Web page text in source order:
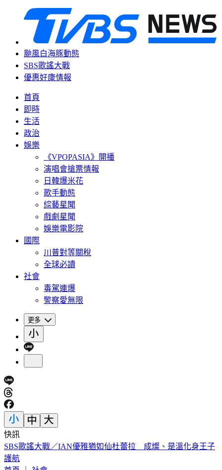
颱風白海豚動態
SBS歌謠大戰
優惠好康情報
首頁
即時
生活
政治
娛樂
《VPOPASIA》開播
演唱會搶票情報
日韓爆米花
歌手動態
綜藝星聞
戲劇星聞
娛樂電影院
國際
川普對等關稅
全球必讀
社會
毒駕連爆
警察愛無限
更多
快訊
狄亞茲領22億連續砸鍋 大谷10局關鍵安助道奇止7連敗
首頁